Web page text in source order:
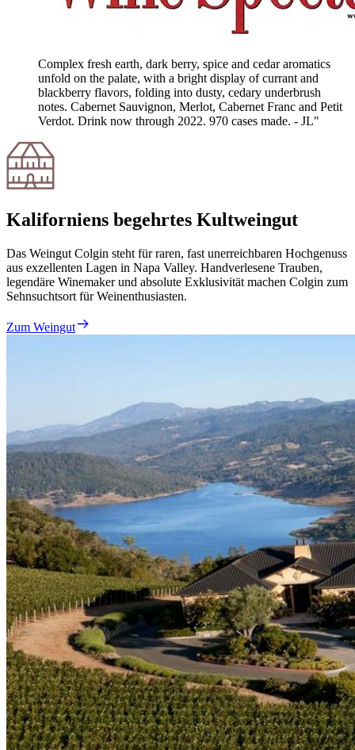
Complex fresh earth, dark berry, spice and cedar aromatics
unfold on the palate, with a bright display of currant and
blackberry flavors, folding into dusty, cedary underbrush
notes. Cabernet Sauvignon, Merlot, Cabernet Franc and Petit
Verdot. Drink now through 2022. 970 cases made. - JL"
Kaliforniens begehrtes Kultweingut
Das Weingut Colgin steht für raren, fast unerreichbaren Hochgenuss
aus exzellenten Lagen in Napa Valley. Handverlesene Trauben,
legendäre Winemaker und absolute Exklusivität machen Colgin zum
Sehnsuchtsort für Weinenthusiasten.
Zum Weingut